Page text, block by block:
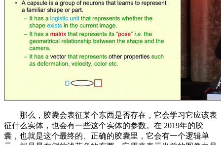
那么，胶囊会表征某个东西是否存在，它会学习它应该表
征什么实体，也会有一些这个实体的参数。在 2019年的胶
囊，也就是这个最终的、正确的胶囊里，它会有一个逻辑单